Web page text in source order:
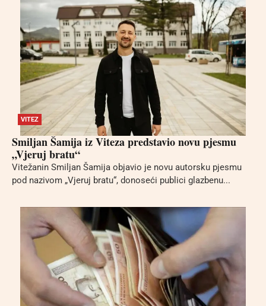
VITEZ
Smiljan Šamija iz Viteza predstavio novu pjesmu
„Vjeruj bratu“
Vitežanin Smiljan Šamija objavio je novu autorsku pjesmu
pod nazivom „Vjeruj bratu“, donoseći publici glazbenu...